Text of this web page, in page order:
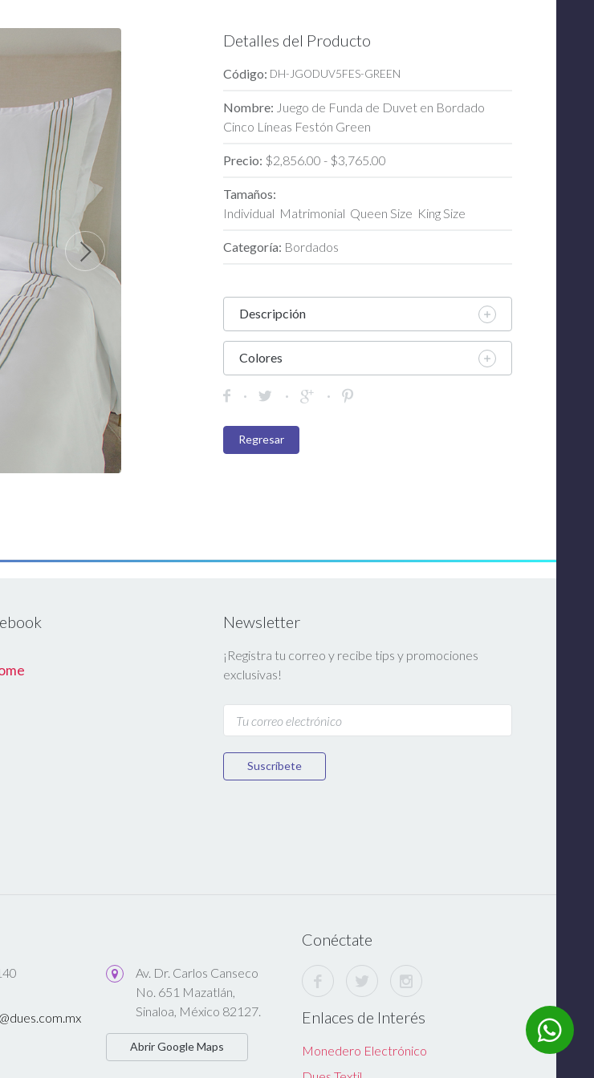
Detalles del Producto
Código: DH-JGODUV5FES-GREEN
Nombre: Juego de Funda de Duvet en Bordado
Cinco Líneas Festón Green
Precio: $2,856.00 - $3,765.00
Tamaños:
Individual Matrimonial Queen Size King Size
Categoría: Bordados
Descripción
Colores
Regresar
Newsletter
¡Registra tu correo y recibe tips y promociones
exclusivas!
Suscríbete
Av. Dr. Carlos Canseco
No. 651 Mazatlán,
Sinaloa, México 82127.
Abrir Google Maps
Conéctate
Enlaces de Interés
Monedero Electrónico